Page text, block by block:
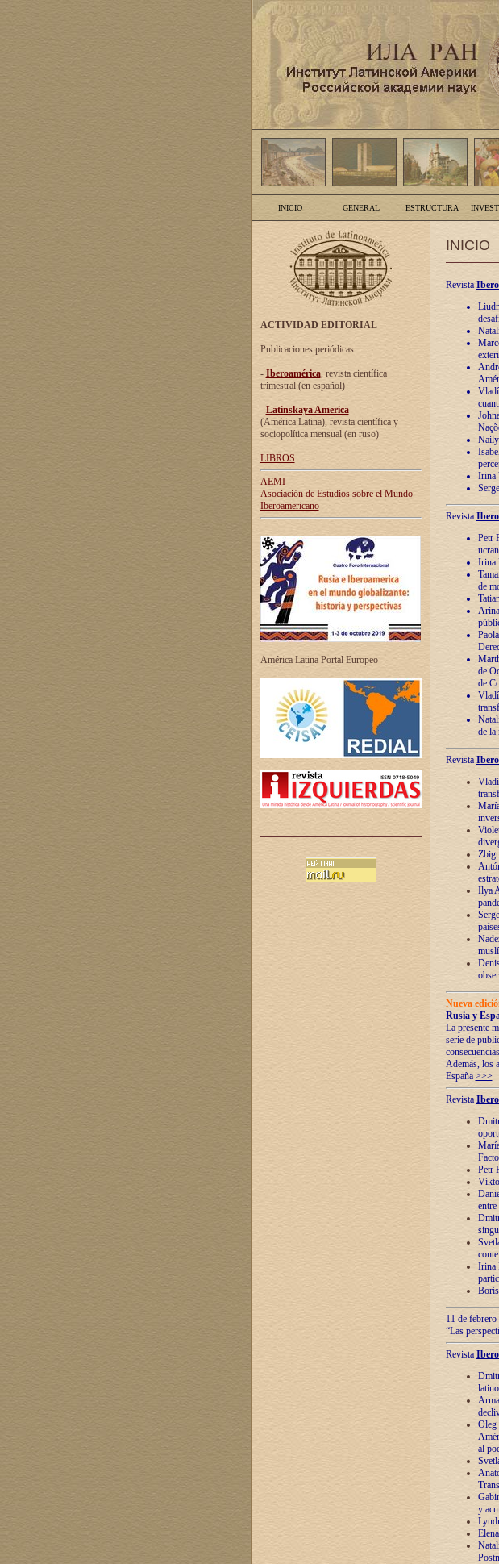
INICIO GENERAL ESTRUCTURA
ACTIVIDAD EDITORIAL
Publicaciones periódicas:
- Iberoamérica, revista científica
trimestral (en español)
- Latinskaya America
(América Latina), revista científica y
sociopolítica mensual (en ruso)
LIBROS
AEMI
Asociación de Estudios sobre el Mundo
Iberoamericano
América Latina Portal Europeo
INICIO
Revista
Irina
Revista
Petr
Irina
de
de
de
de la
Revista
Ilya
Nueva
Rusia y
La presente
serie de
Además, los
España >>>
Revista
Petr
Irina
11 de
“Las
Revista
Oleg
al
y